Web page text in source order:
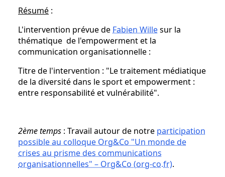
Résumé :
L'intervention prévue de Fabien Willesur la
thématique de l'empowerment et la
communication organisationnelle :
Titre de l'intervention : "Le traitement médiatique
de la diversité dans le sport et empowerment :
entre responsabilité et vulnérabilité".
2ème temps : Travail autour de notre participation
possible au colloque Org&Co "Un monde de
crises au prisme des communications
organisationnelles" – Org&Co (org-co.fr).